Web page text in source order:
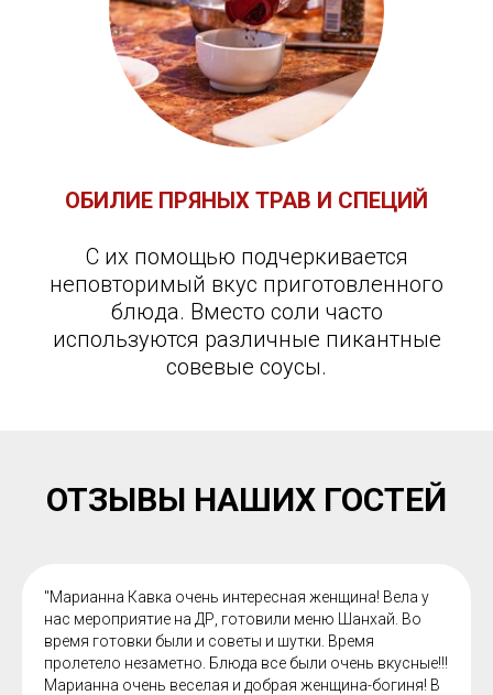
ОБИЛИЕ ПРЯНЫХ ТРАВ И СПЕЦИЙ
С их помощью подчеркивается
неповторимый вкус приготовленного
блюда. Вместо соли часто
используются различные пикантные
совевые соусы.
ОТЗЫВЫ НАШИХ ГОСТЕЙ
"Марианна Кавка очень интересная женщина! Вела у
нас мероприятие на ДР, готовили меню Шанхай. Во
время готовки были и советы и шутки. Время
пролетело незаметно. Блюда все были очень вкусные!!!
Марианна очень веселая и добрая женщина-богиня! В